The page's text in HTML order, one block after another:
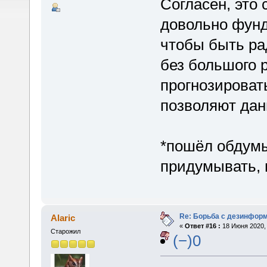
Согласен, это
довольно
чтобы быть
без большого
позволяют
*пошёл
придумывать,
Alaric
Старожил
Re: Борьба с
« Ответ #16 : 18 Июня 2020,
(−)0